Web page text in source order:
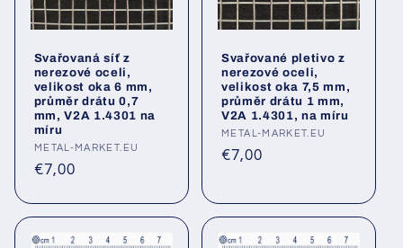
Svařovaná síť z
nerezové oceli,
velikost oka 6 mm,
průměr drátu 0,7
mm, V2A 1.4301 na
míru
Poskytovatel:
METAL-MARKET.EU
Běžná
€7,00
Svařované pletivo z
nerezové oceli,
velikost oka 7,5 mm,
průměr drátu 1 mm,
V2A 1.4301, na míru
Poskytovatel:
METAL-MARKET.EU
Běžná
€7,00